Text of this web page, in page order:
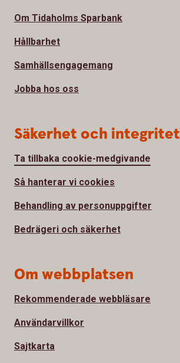
Om Tidaholms Sparbank
Hållbarhet
Samhällsengagemang
Jobba hos oss
Säkerhet och integritet
Ta tillbaka cookie-medgivande
Så hanterar vi cookies
Behandling av personuppgifter
Bedrägeri och säkerhet
Om webbplatsen
Rekommenderade webbläsare
Användarvillkor
Sajtkarta